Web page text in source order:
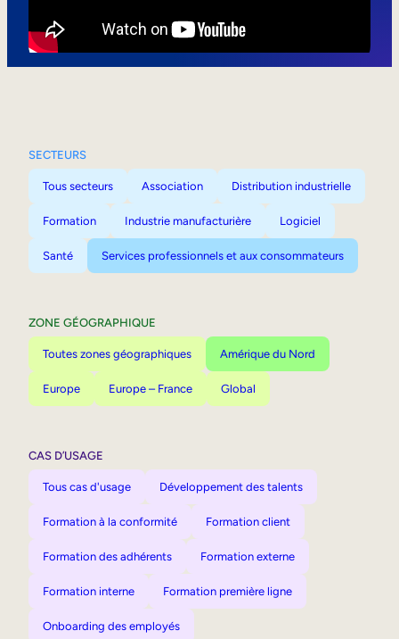
SECTEURS
Tous secteurs Association Distribution industrielle
Formation Industrie manufacturière Logiciel
Santé Services professionnels et aux consommateurs
ZONE GÉOGRAPHIQUE
Toutes zones géographiques Amérique du Nord
Europe Europe – France Global
CAS D’USAGE
Tous cas d'usage Développement des talents
Formation à la conformité Formation client
Formation des adhérents Formation externe
Formation interne Formation première ligne
Onboarding des employés